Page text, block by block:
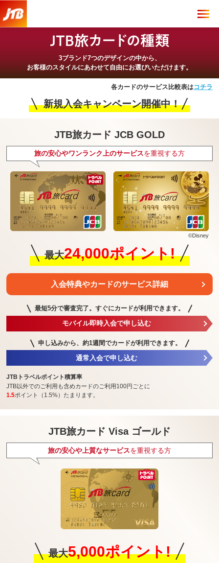
3ブランド7つのデザインの中から、
お客様のスタイルにあわせて自由にお選びいただけます。
各カードのサービス比較表はコチラ
新規入会キャンペーン開催中！
JTB旅カード JCB GOLD
旅の安心やワンランク上のサービスを重視する方
©Disney
最大24,000ポイント!
入会特典やカードのサービス詳細
最短5分で審査完了。 すぐにカードが利用できます。
モバイル即時入会で申し込む
申し込みから、約1週間でカードが利用できます。
通常入会で申し込む
JTBトラベルポイント積算率
JTB以外でのご利用も含めカードのご利用100円ごとに
1.5ポイント（1.5%）たまります。
JTB旅カード Visa ゴールド
旅の安心や上質なサービスを重視する方
最大5,000ポイント!